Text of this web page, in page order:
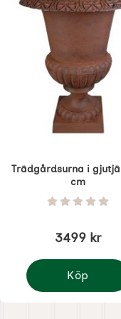
Trädgårdsurna i
cm
Art. nr 1780 Betyg: 0
3499 kr
Köp
Trädgårdsurna